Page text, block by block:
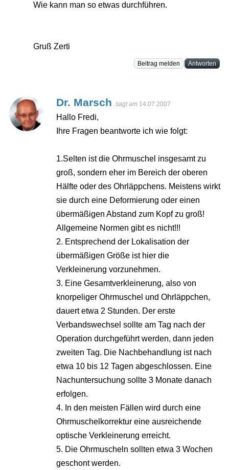
Wie kann man so etwas durchführen.
Gruß Zerti
Beitrag melden Antworten
Dr. Marsch sagt am 14.07.2007
Hallo Fredi,
Ihre Fragen beantworte ich wie folgt:
1.Selten ist die Ohrmuschel insgesamt zu
groß, sondern eher im Bereich der oberen
Hälfte oder des Ohrläppchens. Meistens wirkt
sie durch eine Deformierung oder einen
übermäßigen Abstand zum Kopf zu groß!
Allgemeine Normen gibt es nicht!!!
2. Entsprechend der Lokalisation der
übermäßigen Größe ist hier die
Verkleinerung vorzunehmen.
3. Eine Gesamtverkleinerung, also von
knorpeliger Ohrmuschel und Ohrläppchen,
dauert etwa 2 Stunden. Der erste
Verbandswechsel sollte am Tag nach der
Operation durchgeführt werden, dann jeden
zweiten Tag. Die Nachbehandlung ist nach
etwa 10 bis 12 Tagen abgeschlossen. Eine
Nachuntersuchung sollte 3 Monate danach
erfolgen.
4. In den meisten Fällen wird durch eine
Ohrmuschelkorrektur eine ausreichende
optische Verkleinerung erreicht.
5. Die Ohrmuscheln sollten etwa 3 Wochen
geschont werden.